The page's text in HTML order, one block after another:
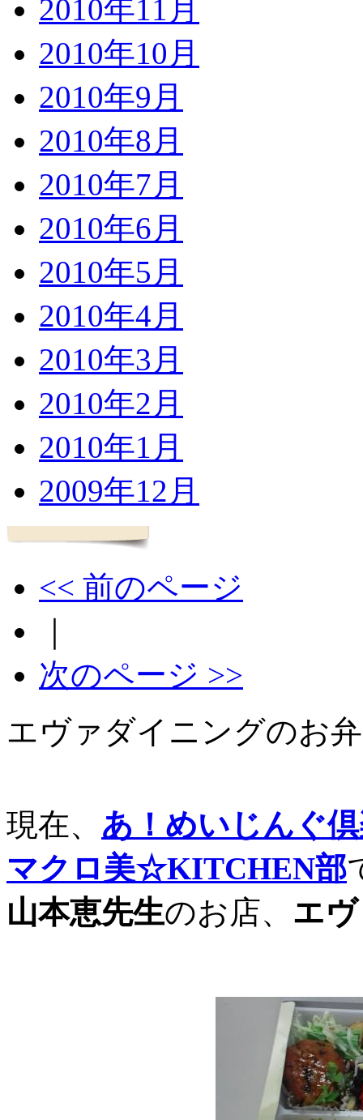
2010年11月
2010年10月
2010年9月
2010年8月
2010年7月
2010年6月
2010年5月
2010年4月
2010年3月
2010年2月
2010年1月
2009年12月
<< 前のページ
次のページ >>
エヴァダイニングのお
現在、 あ！めいじんぐ
マクロ美☆KITCHEN部
山本恵先生のお店、 エ